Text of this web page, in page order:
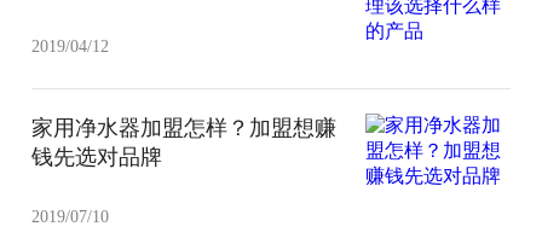
2019/04/12
家用净水器加盟怎样？加盟想赚
钱先选对品牌
2019/07/10